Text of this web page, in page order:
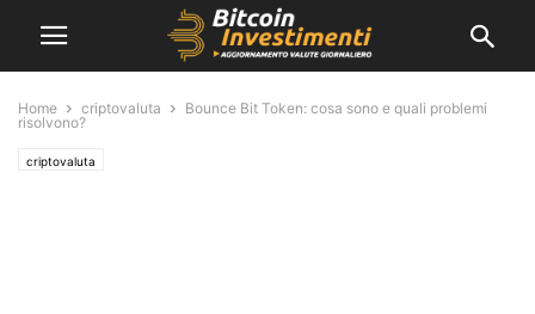
Home criptovaluta
Bounce Bit Token: cosa sono e quali problemi
risolvono?
criptovaluta